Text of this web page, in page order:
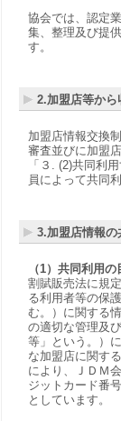
協会では、認定
集、整理及び提
す。
2.加盟店等から
加盟店情報交換
審査並びに加盟
「３. (2)共同利
員によって共同
3.加盟店情報の
（1）共同利用の
割賦販売法に規
る利用者等の保
む。）に関する
の適切な管理及
等」という。）
な加盟店に関す
により、ＪＤＭ
ジットカード番
としています。